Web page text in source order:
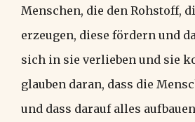
Menschen, die den Rohstoff,
erzeugen, diese fördern und
sich in sie verlieben und sie
glauben daran, dass die
und dass darauf alles